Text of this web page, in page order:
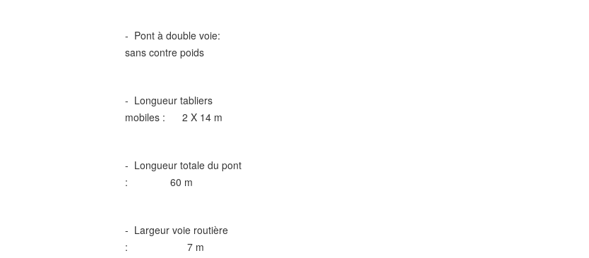
- Pont à double voie:
sans contre poids
- Longueur tabliers
mobiles : 2 X 14 m
- Longueur totale du pont
: 60 m
- Largeur voie routière
: 7 m